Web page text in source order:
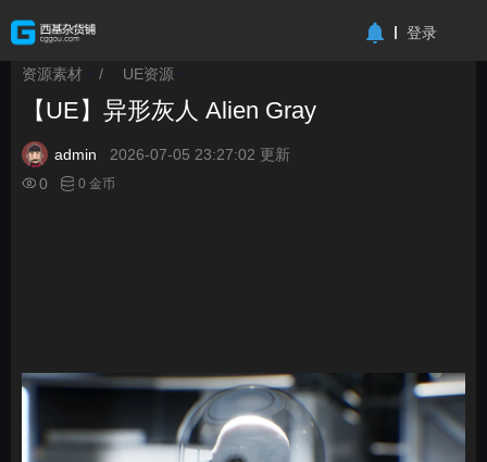
登录
资源素材 / UE资源
【UE】异形灰人 Alien Gray
admin
2026-07-05 23:27:02 更新
0
0 金币